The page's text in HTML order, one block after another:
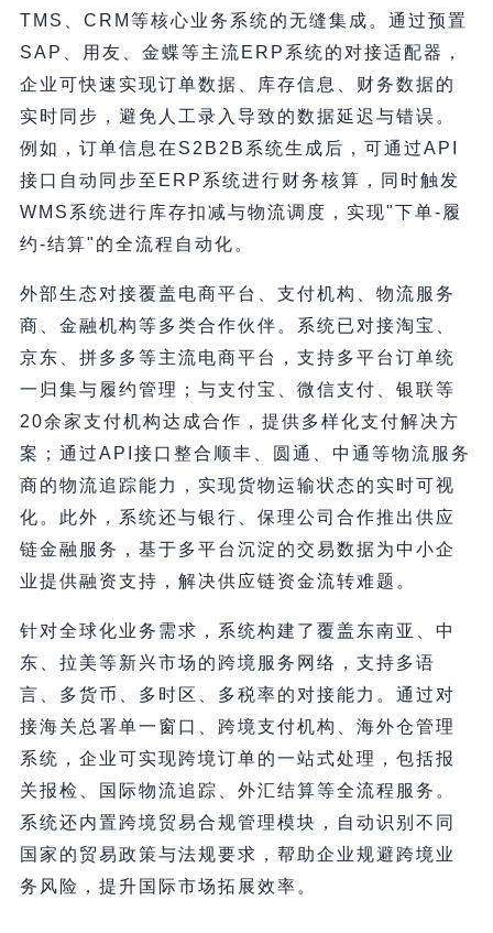
TMS、CRM等核心业务系统的无缝集成。通过预置
SAP、用友、金蝶等主流ERP系统的对接适配器，
企业可快速实现订单数据、库存信息、财务数据的
实时同步，避免人工录入导致的数据延迟与错误。
例如，订单信息在S2B2B系统生成后，可通过API
接口自动同步至ERP系统进行财务核算，同时触发
WMS系统进行库存扣减与物流调度，实现"下单-履
约-结算"的全流程自动化。
外部生态对接覆盖电商平台、支付机构、物流服务
商、金融机构等多类合作伙伴。系统已对接淘宝、
京东、拼多多等主流电商平台，支持多平台订单统
一归集与履约管理；与支付宝、微信支付、银联等
20余家支付机构达成合作，提供多样化支付解决方
案；通过API接口整合顺丰、圆通、中通等物流服务
商的物流追踪能力，实现货物运输状态的实时可视
化。此外，系统还与银行、保理公司合作推出供应
链金融服务，基于多平台沉淀的交易数据为中小企
业提供融资支持，解决供应链资金流转难题。
针对全球化业务需求，系统构建了覆盖东南亚、中
东、拉美等新兴市场的跨境服务网络，支持多语
言、多货币、多时区、多税率的对接能力。通过对
接海关总署单一窗口、跨境支付机构、海外仓管理
系统，企业可实现跨境订单的一站式处理，包括报
关报检、国际物流追踪、外汇结算等全流程服务。
系统还内置跨境贸易合规管理模块，自动识别不同
国家的贸易政策与法规要求，帮助企业规避跨境业
务风险，提升国际市场拓展效率。